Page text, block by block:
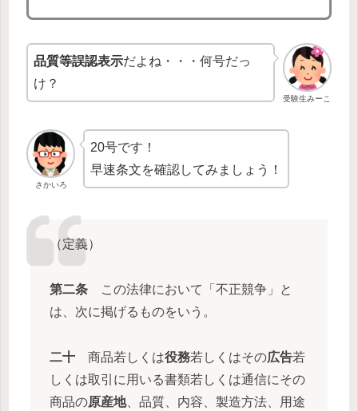
受験生みーこ
品質等誤認表示だよね・・・何号だっ
け？
さかいろ
20号です！
早速条文を確認してみましょう！
（定義）
第二条この法律において「不正競争」と
は、次に掲げるものをいう。
二十商品若しくは役務若しくはその広告若
しくは取引に用いる書類若しくは通信にその
商品の原産地、品質、内容、製造方法、用途